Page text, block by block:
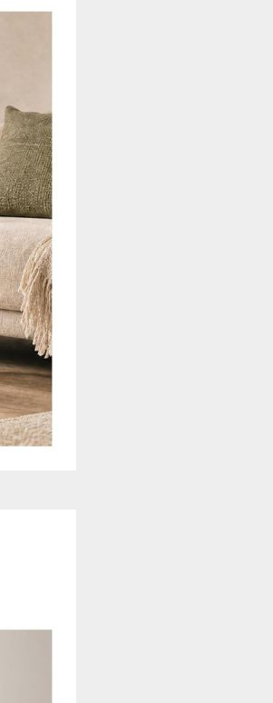
para que el sitio web funcione y no se pueden
necesarias te permitirán acceder a tu área de cliente,
compras. También nos permitirán detectar
y / o la navegación en el Sitio. Puedes configurar tu
pero algunas partes del sitio web pueden verse
personal.
determinar el número de visitas y las fuentes
También nos ayudan a identificar las páginas más /
Si no aceptas estas cookies, no seremos
que el sitio ofrezca una mejor funcionalidad y
servicios hemos agregado a nuestras páginas. Si